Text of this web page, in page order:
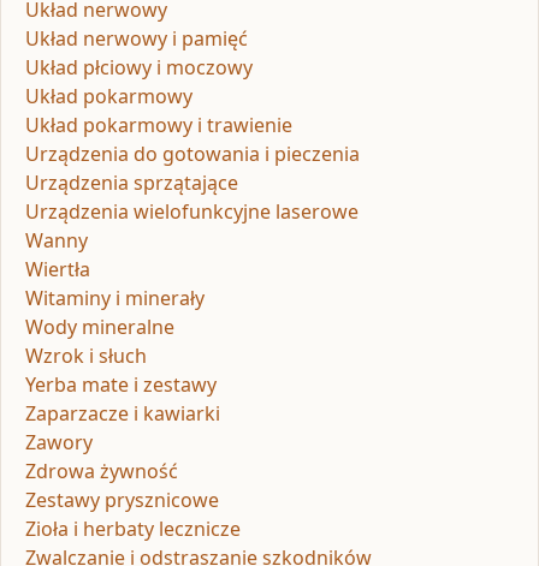
Układ nerwowy
Układ nerwowy i pamięć
Układ płciowy i moczowy
Układ pokarmowy
Układ pokarmowy i trawienie
Urządzenia do gotowania i pieczenia
Urządzenia sprzątające
Urządzenia wielofunkcyjne laserowe
Wanny
Wiertła
Witaminy i minerały
Wody mineralne
Wzrok i słuch
Yerba mate i zestawy
Zaparzacze i kawiarki
Zawory
Zdrowa żywność
Zestawy prysznicowe
Zioła i herbaty lecznicze
Zwalczanie i odstraszanie szkodników